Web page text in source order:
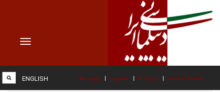
Toggle
صفحه نخست درباره ما عضویت پیوند ها ENGLISH